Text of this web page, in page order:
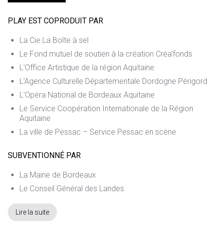
PLAY EST COPRODUIT PAR
La Cie La Boîte à sel
Le Fond mutuel de soutien à la création Créa'fonds
L'Office Artistique de la région Aquitaine
L'Agence Culturelle Départementale Dordogne Périgord
L'Opéra National de Bordeaux Aquitaine
Le Service Coopération Internationale de la Région
Aquitaine
La ville de Pessac – Service Pessac en scène
SUBVENTIONNÉ PAR
La Mairie de Bordeaux
Le Conseil Général des Landes
Lire la suite